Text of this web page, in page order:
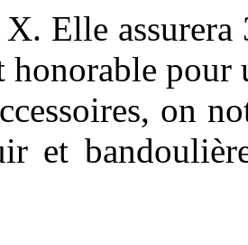
Elle
honorable pour
on
et